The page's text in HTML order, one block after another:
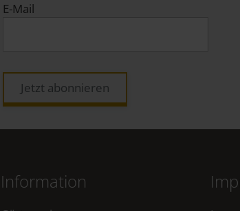
E-Mail
Jetzt abonnieren
Information